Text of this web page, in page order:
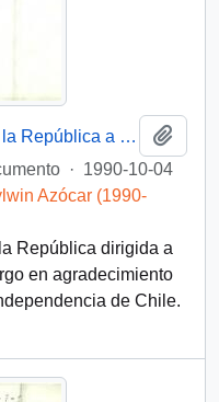
[Carta de S.E El Presidente de la República a Gran Duque de Luxemburgo]
· 1990-10-04
Azócar (1990-
República dirigida a
en agradecimiento
de Chile.